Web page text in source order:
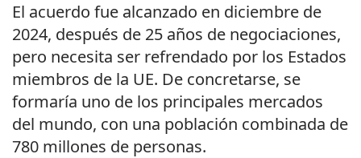
El acuerdo fue alcanzado en diciembre de
2024, después de 25 años de negociaciones,
pero necesita ser refrendado por los Estados
miembros de la UE. De concretarse, se
formaría uno de los principales mercados
del mundo, con una población combinada de
780 millones de personas.